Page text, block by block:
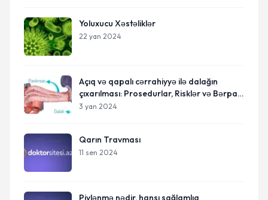
Yoluxucu Xəstəliklər
22 yan 2024
Açıq və qapalı cərrahiyyə ilə dalağın
çıxarılması: Prosedurlar, Risklər və Bərpa
Prosesi
3 yan 2024
Qarın Travması
11 sen 2024
Piylənmə nədir, hansı sağlamlıq